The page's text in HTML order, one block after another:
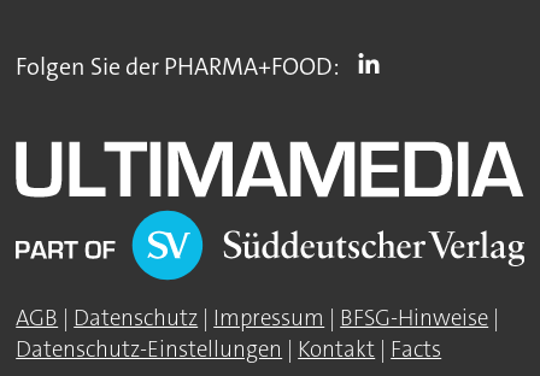
Folgen Sie der PHARMA+FOOD:
AGB Datenschutz Impressum BFSG-Hinweise
Datenschutz-Einstellungen
Kontakt Facts